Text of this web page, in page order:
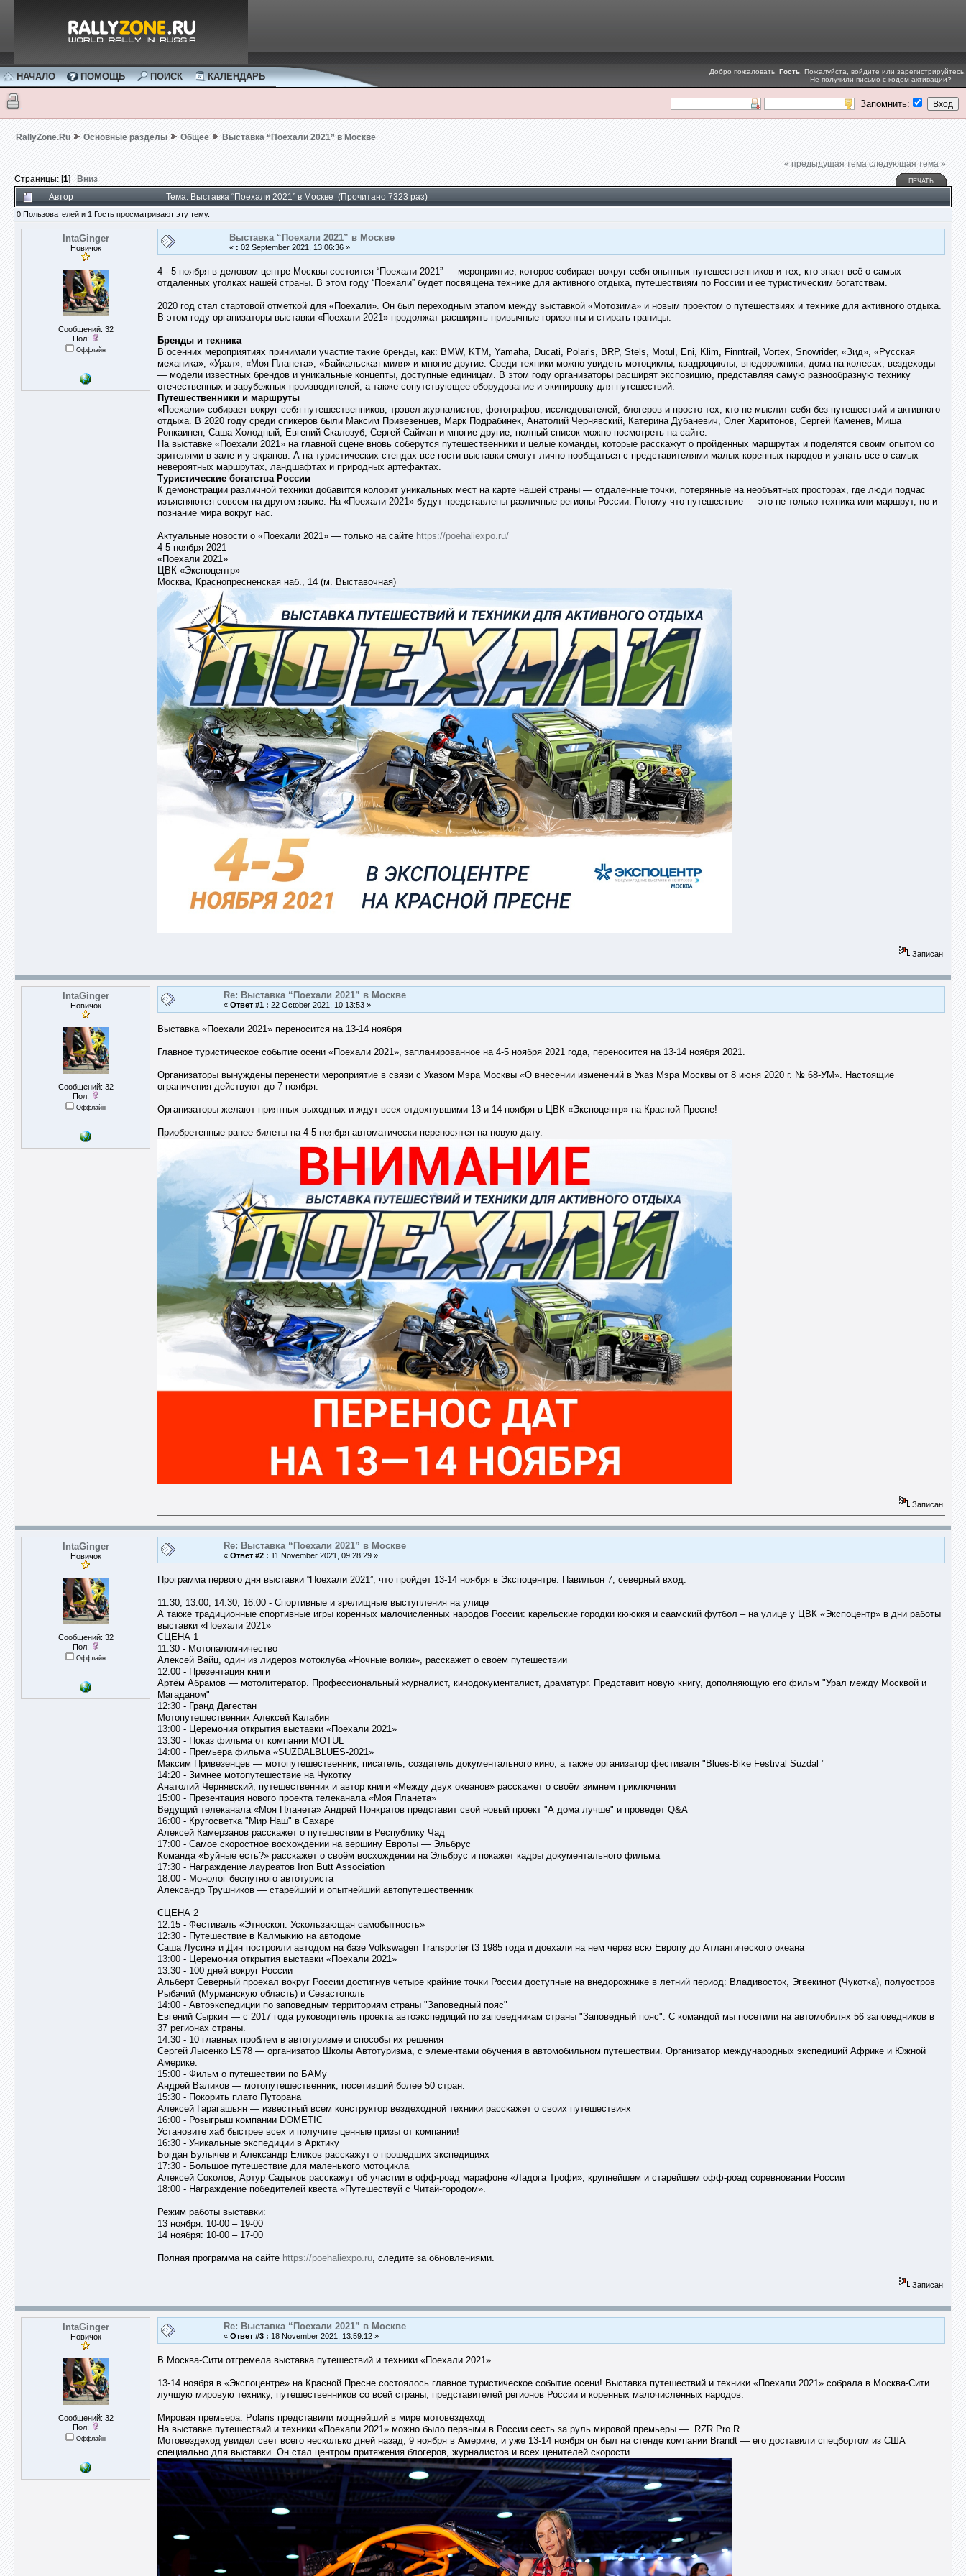
НАЧАЛО ПОМОЩЬ ПОИСК КАЛЕНДАРЬ Добро пожаловать, Гость . Пожалуйста, войдите или зарегистрируйтесь
Не получили письмо с кодом активации?
Запомнить:
RallyZone.Ru Основные разделы Общее Выставка “Поехали 2021” в Москве
Страницы: [1] Вниз
« предыдущая тема следующая тема »
ПЕЧАТЬ
Автор Тема: Выставка “Поехали 2021” в Москве (Прочитано 7323 раз)
0 Пользователей и 1 Гость просматривают эту тему.
IntaGinger
Новичок
Сообщений: 32
Пол:
Оффлайн
Выставка “Поехали 2021” в Москве
« : 02 September 2021, 13:06:36 »
4 - 5 ноября в деловом центре Москвы состоится “Поехали 2021” — мероприятие, которое собирает вокруг себя опытных путешественников и тех, кто знает всё о самых
отдаленных уголках нашей страны. В этом году “Поехали” будет посвящена технике для активного отдыха, путешествиям по России и ее туристическим богатствам.
2020 год стал стартовой отметкой для «Поехали». Он был переходным этапом между выставкой «Мотозима» и новым проектом о путешествиях и технике для активного отдыха.
В этом году организаторы выставки «Поехали 2021» продолжат расширять привычные горизонты и стирать границы.
Бренды и техника
В осенних мероприятиях принимали участие такие бренды, как: BMW, KTM, Yamaha, Ducati, Polaris, BRP, Stels, Motul, Eni, Klim, Finntrail, Vortex, Snowrider, «Зид», «Русская
механика», «Урал», «Моя Планета», «Байкальская миля» и многие другие. Среди техники можно увидеть мотоциклы, квадроциклы, внедорожники, дома на колесах, вездеходы
— модели известных брендов и уникальные концепты, доступные единицам. В этом году организаторы расширят экспозицию, представляя самую разнообразную технику
отечественных и зарубежных производителей, а также сопутствующее оборудование и экипировку для путешествий.
Путешественники и маршруты
«Поехали» собирает вокруг себя путешественников, трэвел-журналистов, фотографов, исследователей, блогеров и просто тех, кто не мыслит себя без путешествий и активного
отдыха. В 2020 году среди спикеров были Максим Привезенцев, Марк Подрабинек, Анатолий Чернявский, Катерина Дубаневич, Олег Харитонов, Сергей Каменев, Миша
Ронкаинен, Саша Холодный, Евгений Скалозуб, Сергей Сайман и многие другие, полный список можно посмотреть на сайте.
На выставке «Поехали 2021» на главной сцене вновь соберутся путешественники и целые команды, которые расскажут о пройденных маршрутах и поделятся своим опытом со
зрителями в зале и у экранов. А на туристических стендах все гости выставки смогут лично пообщаться с представителями малых коренных народов и узнать все о самых
невероятных маршрутах, ландшафтах и природных артефактах.
Туристические богатства России
К демонстрации различной техники добавится колорит уникальных мест на карте нашей страны — отдаленные точки, потерянные на необъятных просторах, где люди подчас
изъясняются совсем на другом языке. На «Поехали 2021» будут представлены различные регионы России. Потому что путешествие — это не только техника или маршрут, но и
познание мира вокруг нас.
Актуальные новости о «Поехали 2021» — только на сайте https://poehaliexpo.ru/
4-5 ноября 2021
«Поехали 2021»
ЦВК «Экспоцентр»
Москва, Краснопресненская наб., 14 (м. Выставочная)
Записан
IntaGinger
Новичок
Сообщений: 32
Пол:
Оффлайн
Re: Выставка “Поехали 2021” в Москве
« Ответ #1 : 22 October 2021, 10:13:53 »
Выставка «Поехали 2021» переносится на 13-14 ноября
Главное туристическое событие осени «Поехали 2021», запланированное на 4-5 ноября 2021 года, переносится на 13-14 ноября 2021.
Организаторы вынуждены перенести мероприятие в связи с Указом Мэра Москвы «О внесении изменений в Указ Мэра Москвы от 8 июня 2020 г. № 68-УМ». Настоящие
ограничения действуют до 7 ноября.
Организаторы желают приятных выходных и ждут всех отдохнувшими 13 и 14 ноября в ЦВК «Экспоцентр» на Красной Пресне!
Приобретенные ранее билеты на 4-5 ноября автоматически переносятся на новую дату.
Записан
IntaGinger
Новичок
Сообщений: 32
Пол:
Оффлайн
Re: Выставка “Поехали 2021” в Москве
« Ответ #2 : 11 November 2021, 09:28:29 »
Программа первого дня выставки “Поехали 2021”, что пройдет 13-14 ноября в Экспоцентре. Павильон 7, северный вход.
11.30; 13.00; 14.30; 16.00 - Спортивные и зрелищные выступления на улице
А также традиционные спортивные игры коренных малочисленных народов России: карельские городки кююккя и саамский футбол – на улице у ЦВК «Экспоцентр» в дни работы
выставки «Поехали 2021»
СЦЕНА 1
11:30 - Мотопаломничество
Алексей Вайц, один из лидеров мотоклуба «Ночные волки», расскажет о своём путешествии
12:00 - Презентация книги
Артём Абрамов — мотолитератор. Профессиональный журналист, кинодокументалист, драматург. Представит новую книгу, дополняющую его фильм "Урал между Москвой и
Магаданом"
12:30 - Гранд Дагестан
Мотопутешественник Алексей Калабин
13:00 - Церемония открытия выставки «Поехали 2021»
13:30 - Показ фильма от компании MOTUL
14:00 - Премьера фильма «SUZDALBLUES-2021»
Максим Привезенцев — мотопутешественник, писатель, создатель документального кино, а также организатор фестиваля "Blues-Bike Festival Suzdal "
14:20 - Зимнее мотопутешествие на Чукотку
Анатолий Чернявский, путешественник и автор книги «Между двух океанов» расскажет о своём зимнем приключении
15:00 - Презентация нового проекта телеканала «Моя Планета»
Ведущий телеканала «Моя Планета» Андрей Понкратов представит свой новый проект "А дома лучше" и проведет Q&A
16:00 - Кругосветка "Мир Наш" в Сахаре
Алексей Камерзанов расскажет о путешествии в Республику Чад
17:00 - Самое скоростное восхождении на вершину Европы — Эльбрус
Команда «Буйные есть?» расскажет о своём восхождении на Эльбрус и покажет кадры документального фильма
17:30 - Награждение лауреатов Iron Butt Association
18:00 - Монолог беспутного автотуриста
Александр Трушников — старейший и опытнейший автопутешественник
СЦЕНА 2
12:15 - Фестиваль «Этноскоп. Ускользающая самобытность»
12:30 - Путешествие в Калмыкию на автодоме
Саша Лусинэ и Дин построили автодом на базе Volkswagen Transporter t3 1985 года и доехали на нем через всю Европу до Атлантического океана
13:00 - Церемония открытия выставки «Поехали 2021»
13:30 - 100 дней вокруг России
Альберт Северный проехал вокруг России достигнув четыре крайние точки России доступные на внедорожнике в летний период: Владивосток, Эгвекинот (Чукотка), полуостров
Рыбачий (Мурманскую область) и Севастополь
14:00 - Автоэкспедиции по заповедным территориям страны "Заповедный пояс"
Евгений Сыркин — с 2017 года руководитель проекта автоэкспедиций по заповедникам страны "Заповедный пояс". С командой мы посетили на автомобилях 56 заповедников в
37 регионах страны.
14:30 - 10 главных проблем в автотуризме и способы их решения
Сергей Лысенко LS78 — организатор Школы Автотуризма, с элементами обучения в автомобильном путешествии. Организатор международных экспедиций Африке и Южной
Америке.
15:00 - Фильм о путешествии по БАМу
Андрей Валиков — мотопутешественник, посетивший более 50 стран.
15:30 - Покорить плато Путорана
Алексей Гарагашьян — известный всем конструктор вездеходной техники расскажет о своих путешествиях
16:00 - Розыгрыш компании DOMETIC
Установите хаб быстрее всех и получите ценные призы от компании!
16:30 - Уникальные экспедиции в Арктику
Богдан Булычев и Александр Еликов расскажут о прошедших экспедициях
17:30 - Большое путешествие для маленького мотоцикла
Алексей Соколов, Артур Садыков расскажут об участии в офф-роад марафоне «Ладога Трофи», крупнейшем и старейшем офф-роад соревновании России
18:00 - Награждение победителей квеста «Путешествуй с Читай-городом».
Режим работы выставки:
13 ноября: 10-00 – 19-00
14 ноября: 10-00 – 17-00
Полная программа на сайте https://poehaliexpo.ru, следите за обновлениями.
Записан
IntaGinger
Новичок
Сообщений: 32
Пол:
Оффлайн
Re: Выставка “Поехали 2021” в Москве
« Ответ #3 : 18 November 2021, 13:59:12 »
В Москва-Сити отгремела выставка путешествий и техники «Поехали 2021»
13-14 ноября в «Экспоцентре» на Красной Пресне состоялось главное туристическое событие осени! Выставка путешествий и техники «Поехали 2021» собрала в Москва-Сити
лучшую мировую технику, путешественников со всей страны, представителей регионов России и коренных малочисленных народов.
Мировая премьера: Polaris представили мощнейший в мире мотовездеход
На выставке путешествий и техники «Поехали 2021» можно было первыми в России сесть за руль мировой премьеры — RZR Pro R.
Мотовездеход увидел свет всего несколько дней назад, 9 ноября в Америке, и уже 13-14 ноября он был на стенде компании Brandt — его доставили спецбортом из США
специально для выставки. Он стал центром притяжения блогеров, журналистов и всех ценителей скорости.